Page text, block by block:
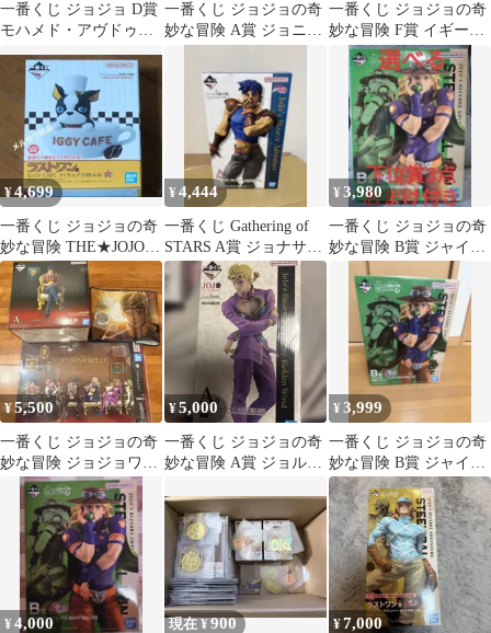
一番くじ ジョジョ D賞
モハメド・アヴドゥル
フィギュア
一番くじ ジョジョの奇
妙な冒険 A賞 ジョニ
一番くじ ジョジョの奇
妙な冒険 F賞 イギー
MASTERLISE
¥4,699
一番くじ ジョジョの奇
妙な冒険 THE★JOJO
WORLD イギー
¥4,444
一番くじ Gathering of
STARS A賞 ジョナサ
ン・ジョースター
¥3,980
一番くじ ジョジョの奇
妙な冒険 B賞 ジャイ
ロ・ツェペリ フィギュ
ア おまけ付き
¥5,500
一番くじ ジョジョの奇
妙な冒険 ジョジョワー
ルド A賞 H賞 L賞 K賞
¥5,000
一番くじ ジョジョの奇
妙な冒険 A賞 ジョル
¥3,999
一番くじ ジョジョの奇
妙な冒険 B賞 ジャイ
ロ・ツェペリ
¥4,000 現在 ¥900 ¥7,000